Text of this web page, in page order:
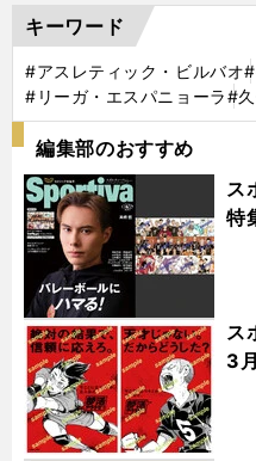
キーワード
#アスレティック・ビルバオ
#リーガ・エスパニョーラ#
編集部のおすすめ
ス
特
ス
3